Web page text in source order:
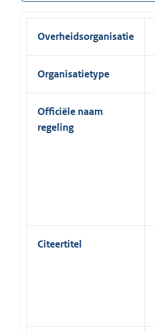
Overheidsorganisatie
Organisatietype
Officiële naam
regeling
Citeertitel